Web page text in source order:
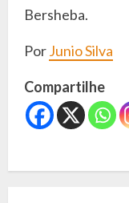
Bersheba.
PorJunio Silva
Compartilhe
C